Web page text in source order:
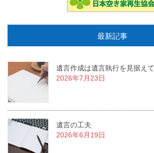
最新記事
遺言作成は遺言執行を見据えて
2026年7月23日
遺言の工夫
2026年6月19日